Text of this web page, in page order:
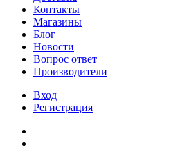
Контакты
Магазины
Блог
Новости
Вопрос ответ
Производители
Вход
Регистрация